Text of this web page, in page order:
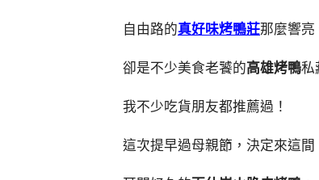
自由路的真好味烤鴨莊那麼響亮
卻是不少美食老饕的高雄烤鴨私
我不少吃貨朋友都推薦過！
這次提早過母親節，決定來這間